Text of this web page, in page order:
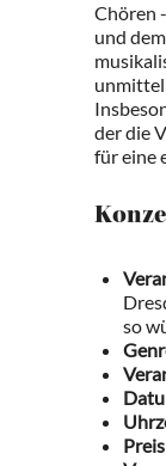
Chören
und
der die
für eine
so